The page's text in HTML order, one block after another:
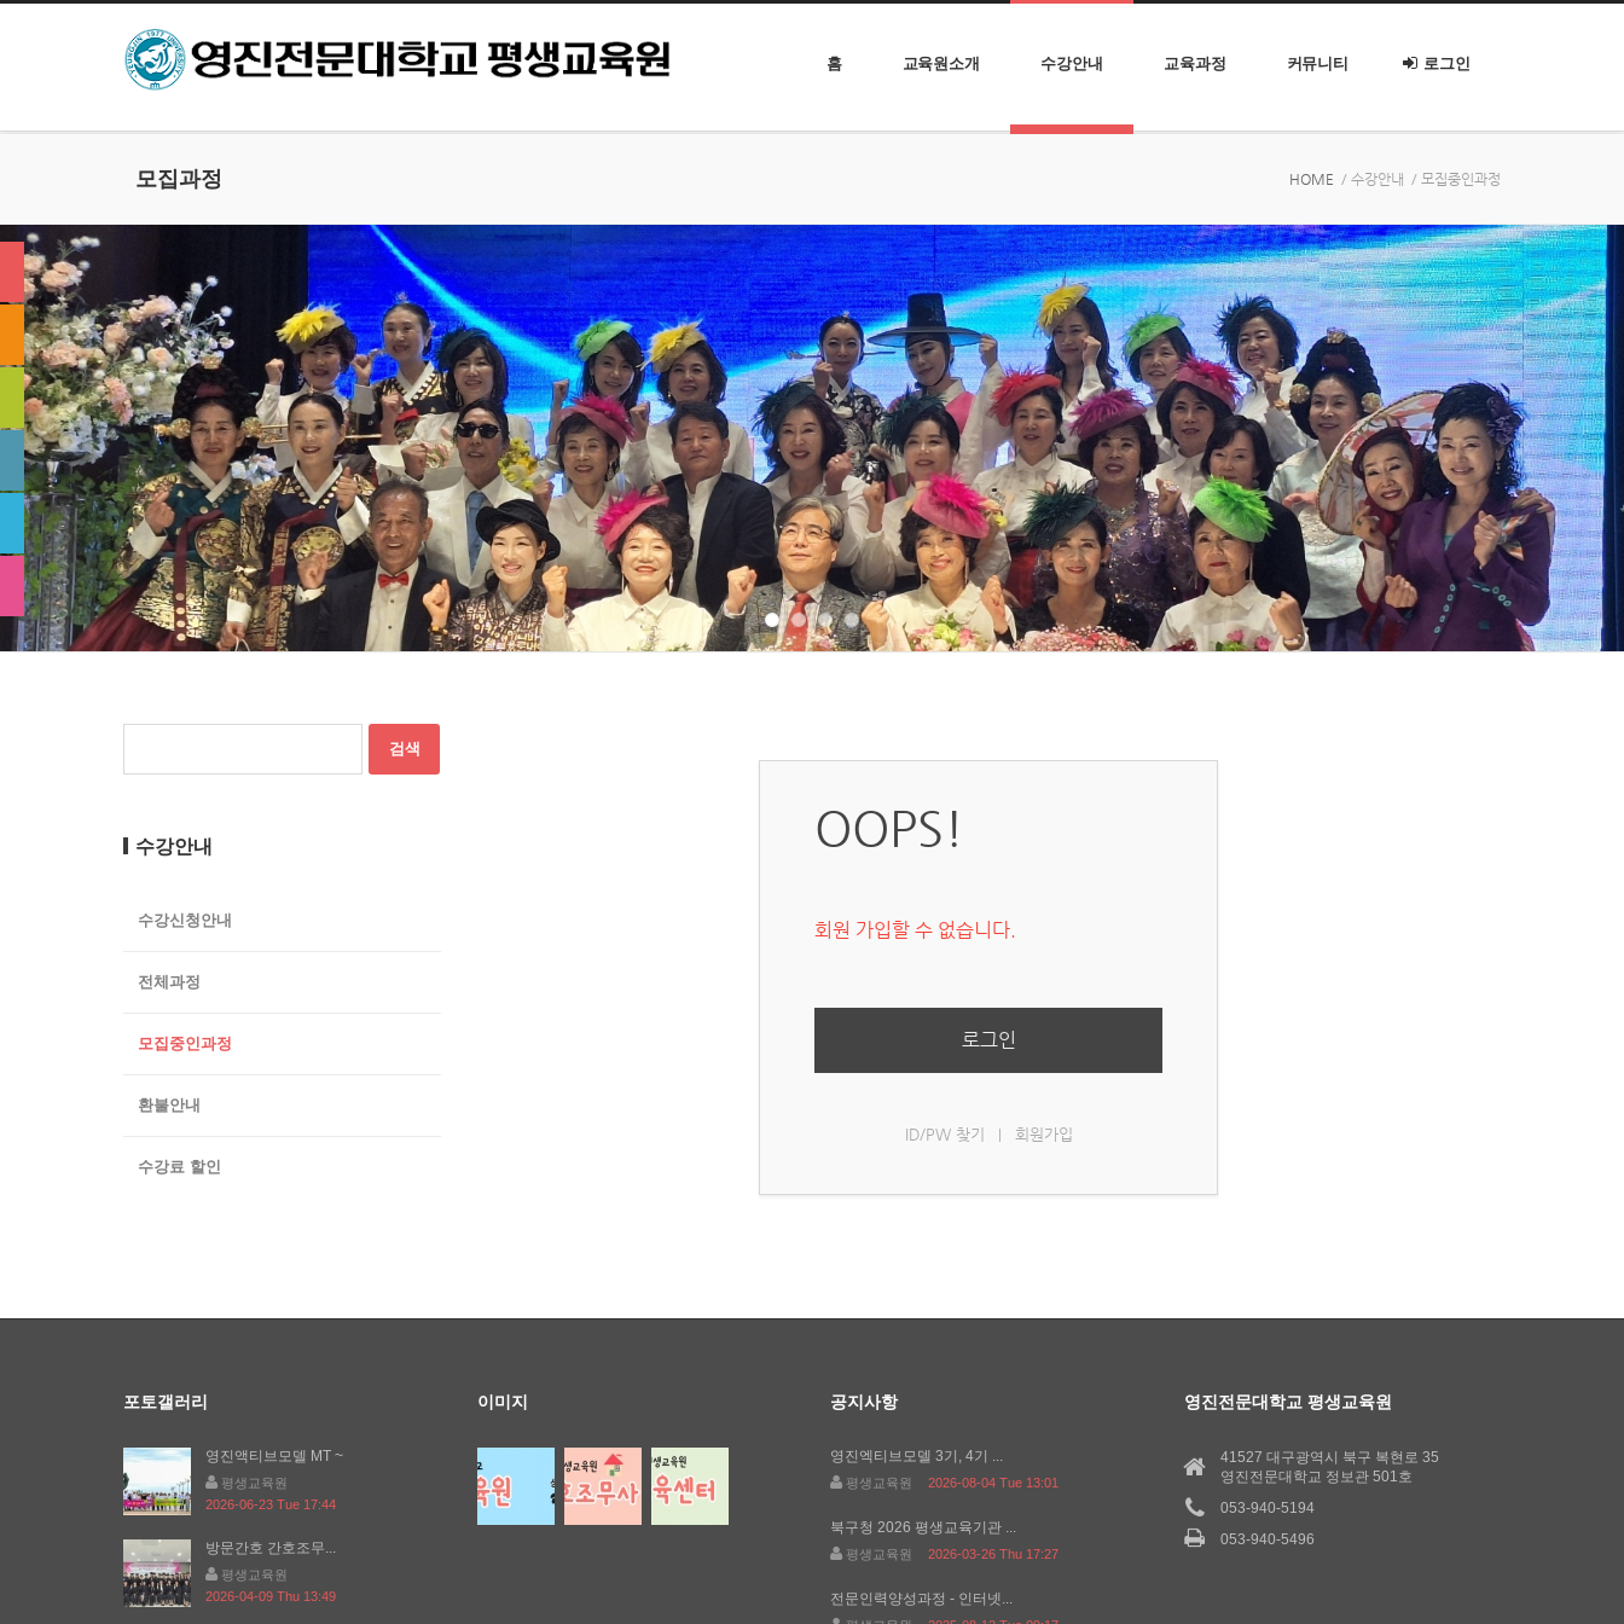
홈 교육원소개 수강안내 교육과정 커뮤니티 로그인
모집과정 HOME / 수강안내 / 모집중인과정
OOPS!
회원 가입할 수 없습니다.
로그인
ID/PW 찾기 회원가입
수강안내
수강신청안내
전체과정
모집중인과정
환불안내
수강료 할인
포토갤러리
영진액티브모델 MT ~
평생교육원
2026-06-23 Tue 17:44
방문간호 간호조무...
평생교육원
2026-04-09 Thu 13:49
이미지 공지사항
영진엑티브모델 3기, 4기 ...
평생교육원 2026-08-04 Tue 13:01
북구청 2026 평생교육기관 ...
평생교육원 2026-03-26 Thu 17:27
전문인력양성과정 - 인터넷...
영진전문대학교 평생교육원
41527 대구광역시 북구 복현로 35
영진전문대학교 정보관 501호
053-940-5194
053-940-5496